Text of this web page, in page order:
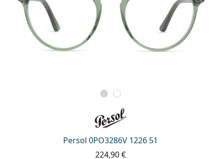
Persol 0PO3286V 1226 51
224,90 €